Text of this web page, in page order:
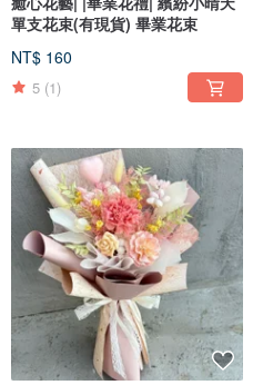
單支花束(有現貨) 畢業花束
NT$ 160
5 (1)